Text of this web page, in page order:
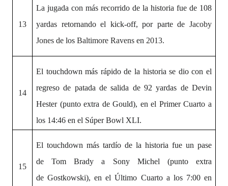
13
La jugada con más recorrido de la historia fue de 108
yardas retornando el kick-off, por parte de Jacoby
Jones de losBaltimore Ravens en 2013.
14
El touchdown más rápido de la historia se dio con el
regreso de patada de salida de 92 yardas de Devin
Hester (punto extra de Gould), en el Primer Cuarto a
los 14:46 en el Súper Bowl XLI.
15
El touchdown más tardío de la historia fue un pase
de Tom Brady a Sony Michel (punto extra
de Gostkowski), en el Último Cuarto a los 7:00 en